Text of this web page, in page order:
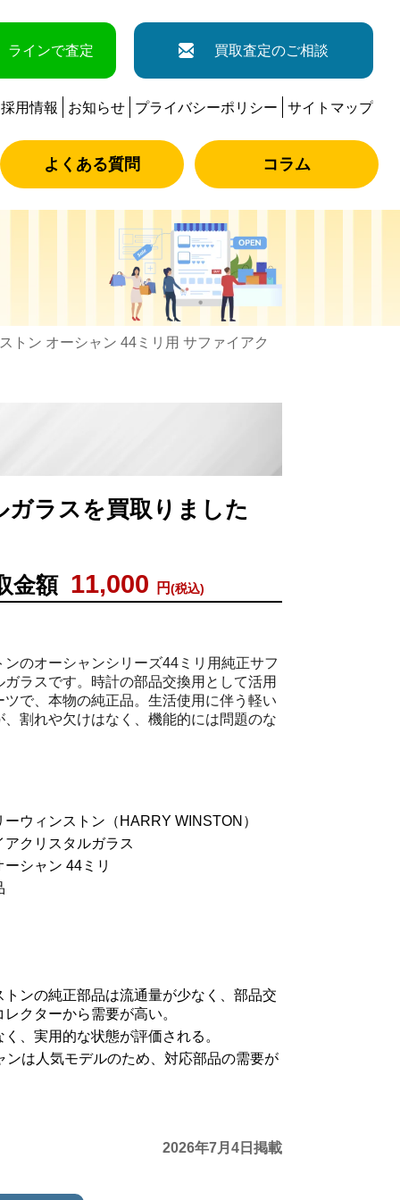
ラインで査定 買取査定のご相談
採用情報 お知らせ プライバシーポリシー サイトマップ
よくある質問 コラム
トン オーシャン 44ミリ用 サファイアク
ラスを買取りました
金額 11,000 円(税込)
のオーシャンシリーズ44ミリ用純正サフ
ガラスです。時計の部品交換用として活用
ツで、本物の純正品。生活使用に伴う軽い
、割れや欠けはなく、機能的には問題のな
ーウィンストン（HARRY WINSTON）
アクリスタルガラス
シャン 44ミリ
トンの純正部品は流通量が少なく、部品交
クターから需要が高い。
、実用的な状態が評価される。
ンは人気モデルのため、対応部品の需要が
2026年7月4日掲載